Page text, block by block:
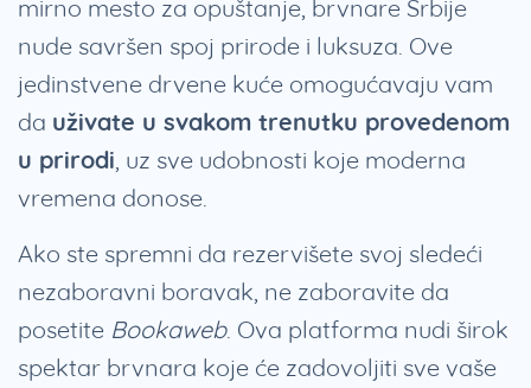
mirno mesto za opuštanje, brvnare Srbije
nude savršen spoj prirode i luksuza. Ove
jedinstvene drvene kuće omogućavaju vam
da uživate u svakom trenutku provedenom
u prirodi, uz sve udobnosti koje moderna
vremena donose.
Ako ste spremni da rezervišete svoj sledeći
nezaboravni boravak, ne zaboravite da
posetite Bookaweb. Ova platforma nudi širok
spektar brvnara koje će zadovoljiti sve vaše